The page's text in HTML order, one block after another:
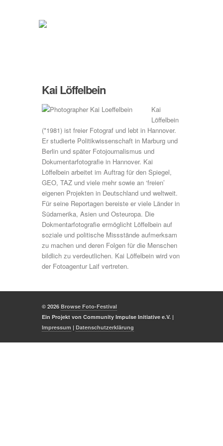
Kai Löffelbein
Kai
Löffelbein
(*1981) ist freier Fotograf und lebt in Hannover.
Er studierte Politikwissenschaft in Marburg und
Berlin und später Fotojournalismus und
Dokumentarfotografie in Hannover. Kai
Löffelbein arbeitet im Auftrag für den Spiegel,
GEO, TAZ und viele mehr sowie an ‘freien’
eigenen Projekten in Deutschland und weltweit.
Für seine Reportagen bereiste er viele Länder in
Südamerika, Asien und Osteuropa. Die
Dokmentarfotografie ermöglicht Löffelbein auf
soziale und politische Missstände aufmerksam
zu machen und deren Folgen für die Menschen
bildlich zu verdeutlichen. Kai Löffelbein wird von
der Fotoagentur Laif vertreten.
© 2026 Browse Foto-Festival
Ein Projekt von Community Impulse Initiative e.V. |
Impressum | Datenschutzerklärung